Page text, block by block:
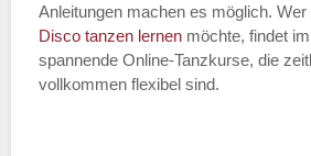
Name der Tanzschule
Anleitungen machen es möglich.
Disco tanzen lernen möchte, findet
spannende Online-Tanzkurse, die
vollkommen flexibel sind.